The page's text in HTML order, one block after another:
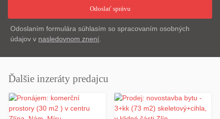
Odoslaním formulára súhlasím so spracovaním osobných
údajov v nasledovnom znení.
Ďalšie inzeráty predajcu